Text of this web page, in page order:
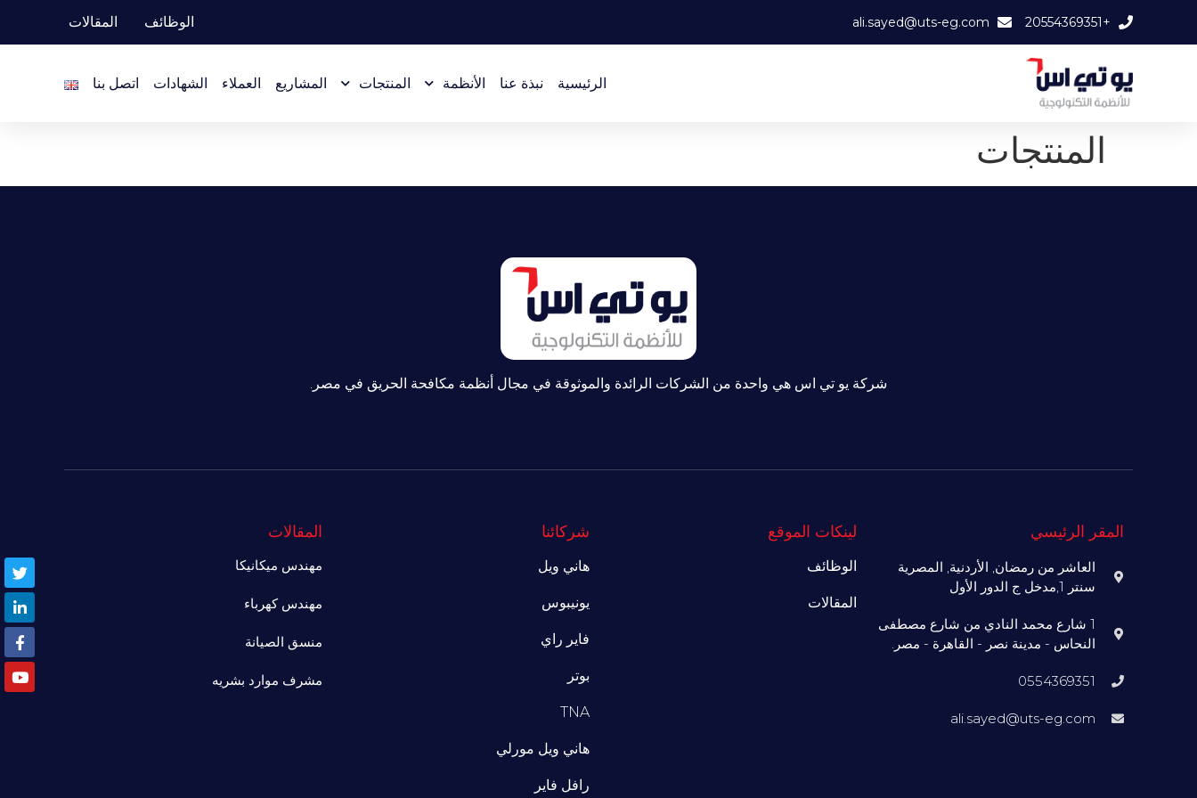
+20554369351
ali.sayed@uts-eg.com الوظائف المقالات
الرئيسية نبذة عنا الأنظمة المنتجات المشاريع العملاء الشهادات اتصل بنا
المنتجات
شركة يو تي اس هي واحدة من الشركات الرائدة والموثوقة في مجال أنظمة مكافحة الحريق في مصر.
المقر الرئيسي
العاشر من رمضان, الأردنية, المصرية
سنتر 1,مدخل ج الدور الأول
1 شارع محمد النادي من شارع مصطفى
النحاس - مدينة نصر - القاهرة - مصر.
0554369351
ali.sayed@uts-eg.com
لينكات الموقع
الوظائف
المقالات
شركائنا
هاني ويل
يونيبوس
فاير راي
بوتر
TNA
هاني ويل مورلي
رافل فاير
المقالات
مهندس ميكانيكا
مهندس كهرباء
منسق الصيانة
مشرف موارد بشريه